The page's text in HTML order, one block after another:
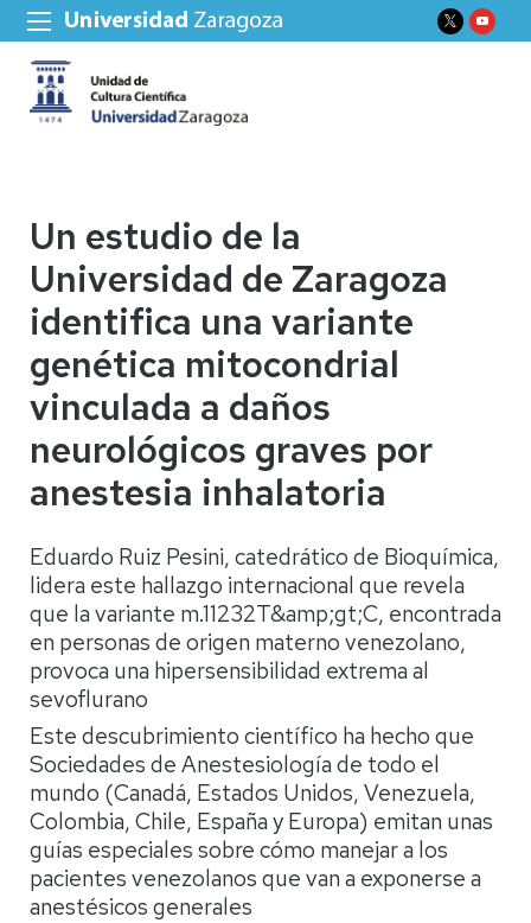
Un estudio de la
Universidad de Zaragoza
identifica una variante
genética mitocondrial
vinculada a daños
neurológicos graves por
anestesia inhalatoria
Eduardo Ruiz Pesini, catedrático de Bioquímica,
lidera este hallazgo internacional que revela
que la variante m.11232T&amp;gt;C, encontrada
en personas de origen materno venezolano,
provoca una hipersensibilidad extrema al
sevoflurano
Este descubrimiento científico ha hecho que
Sociedades de Anestesiología de todo el
mundo (Canadá, Estados Unidos, Venezuela,
Colombia, Chile, España y Europa) emitan unas
guías especiales sobre cómo manejar a los
pacientes venezolanos que van a exponerse a
anestésicos generales